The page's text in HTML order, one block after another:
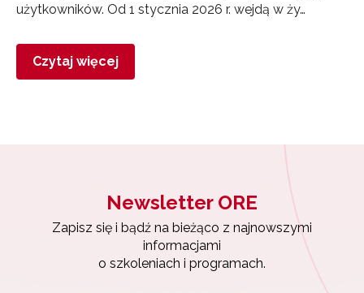
użytkowników. Od 1 stycznia 2026 r. wejdą w ży…
Czytaj więcej
Newsletter ORE
Zapisz się i bądź na bieżąco z najnowszymi
informacjami
o szkoleniach i programach.